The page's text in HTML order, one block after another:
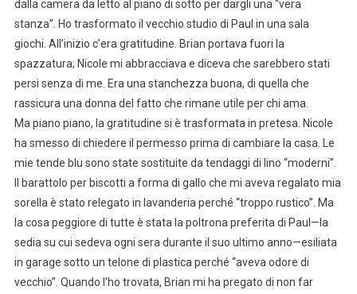
dalla camera da letto al piano di sotto per dargli una “vera
stanza”. Ho trasformato il vecchio studio di Paul in una sala
giochi. All’inizio c’era gratitudine. Brian portava fuori la
spazzatura; Nicole mi abbracciava e diceva che sarebbero stati
persi senza di me. Era una stanchezza buona, di quella che
rassicura una donna del fatto che rimane utile per chi ama.
Ma piano piano, la gratitudine si è trasformata in pretesa. Nicole
ha smesso di chiedere il permesso prima di cambiare la casa. Le
mie tende blu sono state sostituite da tendaggi di lino “moderni”.
Il barattolo per biscotti a forma di gallo che mi aveva regalato mia
sorella è stato relegato in lavanderia perché “troppo rustico”. Ma
la cosa peggiore di tutte è stata la poltrona preferita di Paul—la
sedia su cui sedeva ogni sera durante il suo ultimo anno—esiliata
in garage sotto un telone di plastica perché “aveva odore di
vecchio”. Quando l’ho trovata, Brian mi ha pregato di non far